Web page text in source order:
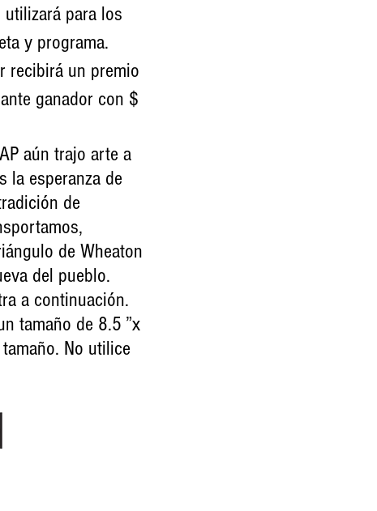
para los
y programa.
recibirá un premio
ganador con $
aún trajo arte a
la esperanza de
de
de Wheaton
del pueblo.
a continuación.
tamaño de 8.5 ”x
No utilice